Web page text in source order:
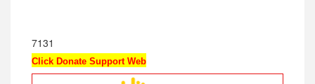
7131
Click Donate Support Web